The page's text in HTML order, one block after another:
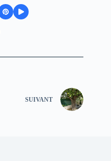
SUIVANT